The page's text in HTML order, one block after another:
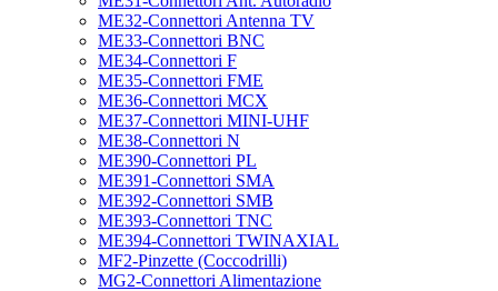
ME32-Connettori Antenna TV
ME33-Connettori BNC
ME34-Connettori F
ME35-Connettori FME
ME36-Connettori MCX
ME37-Connettori MINI-UHF
ME38-Connettori N
ME390-Connettori PL
ME391-Connettori SMA
ME392-Connettori SMB
ME393-Connettori TNC
ME394-Connettori TWINAXIAL
MF2-Pinzette (Coccodrilli)
MG2-Connettori Alimentazione